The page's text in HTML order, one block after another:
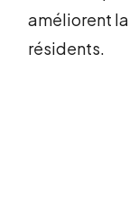
améliorent
résidents.